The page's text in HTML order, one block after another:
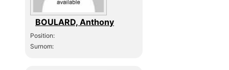
BOULARD, Anthony
Position:
Surnom: